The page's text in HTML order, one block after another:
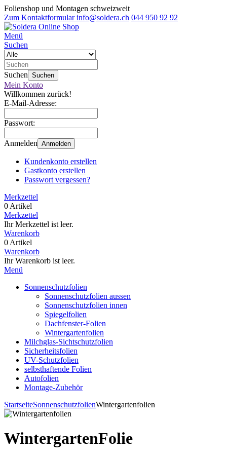
Folienshop und Montagen schweizweit
Zum Kontaktformularinfo@soldera.ch 044 950 92 92
Menü
Suchen
Suchen Suchen
Mein Konto
Willkommen zurück!
E-Mail-Adresse:
Passwort:
Anmelden Anmelden
Kundenkonto erstellen
Gastkonto erstellen
Passwort vergessen?
Merkzettel
0 Artikel
Merkzettel
Ihr Merkzettel ist leer.
Warenkorb
0 Artikel
Warenkorb
Ihr Warenkorb ist leer.
Menü
Sonnenschutzfolien
Sonnenschutzfolien aussen
Sonnenschutzfolien innen
Spiegelfolien
Dachfenster-Folien
Wintergartenfolien
Milchglas-Sichtschutzfolien
Sicherheitsfolien
UV-Schutzfolien
selbsthaftende Folien
Autofolien
Montage-Zubehör
StartseiteSonnenschutzfolienWintergartenfolien
WintergartenFolie